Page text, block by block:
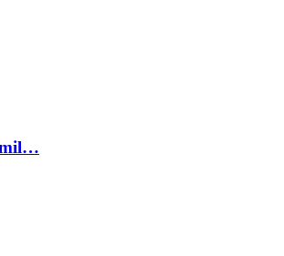
mil…